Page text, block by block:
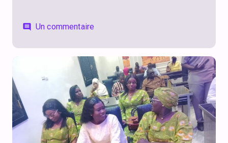
comment Un commentaire